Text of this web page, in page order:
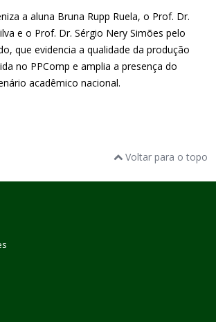
a aluna Bruna Rupp Ruela, o Prof. Dr.
e o Prof. Dr. Sérgio Nery Simões pelo
que evidencia a qualidade da produção
no PPComp e amplia a presença do
acadêmico nacional.
Voltar para o topo